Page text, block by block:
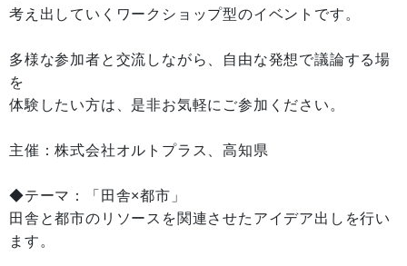
考え出していくワークショップ型のイベントです。
多様な参加者と交流しながら、自由な発想で議論する場
を
体験したい方は、是非お気軽にご参加ください。
主催：株式会社オルトプラス、高知県
◆テーマ：「田舎×都市」
田舎と都市のリソースを関連させたアイデア出しを行い
ます。